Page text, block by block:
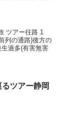
ツアー往路 1
列の通路)後方の
過多(有害無害
ツアー静岡